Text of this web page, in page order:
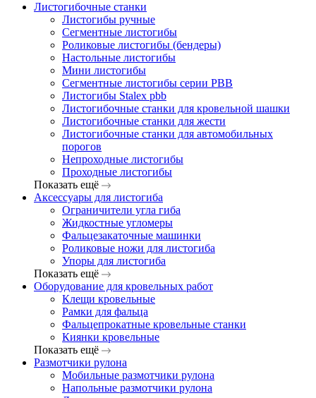
Листогибочные станки
Листогибы ручные
Сегментные листогибы
Роликовые листогибы (бендеры)
Настольные листогибы
Мини листогибы
Сегментные листогибы серии PBB
Листогибы Stalex pbb
Листогибочные станки для кровельной шашки
Листогибочные станки для жести
Листогибочные станки для автомобильных
порогов
Непроходные листогибы
Проходные листогибы
Показать ещё
Аксессуары для листогиба
Ограничители угла гиба
Жидкостные угломеры
Фальцезакаточные машинки
Роликовые ножи для листогиба
Упоры для листогиба
Показать ещё
Оборудование для кровельных работ
Клещи кровельные
Рамки для фальца
Фальцепрокатные кровельные станки
Киянки кровельные
Показать ещё
Размотчики рулона
Мобильные размотчики рулона
Напольные размотчики рулона